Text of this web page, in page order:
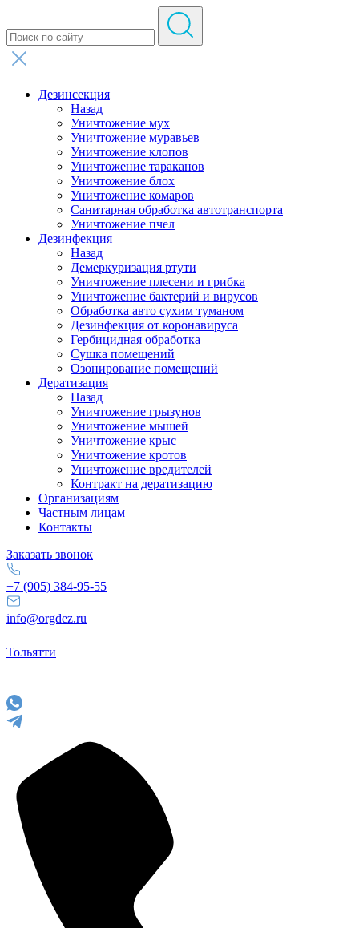
Дезинсекция
Назад
Уничтожение мух
Уничтожение муравьев
Уничтожение клопов
Уничтожение тараканов
Уничтожение блох
Уничтожение комаров
Санитарная обработка автотранспорта
Уничтожение пчел
Дезинфекция
Назад
Демеркуризация ртути
Уничтожение плесени и грибка
Уничтожение бактерий и вирусов
Обработка авто сухим туманом
Дезинфекция от коронавируса
Гербицидная обработка
Сушка помещений
Озонирование помещений
Дератизация
Назад
Уничтожение грызунов
Уничтожение мышей
Уничтожение крыс
Уничтожение кротов
Уничтожение вредителей
Контракт на дератизацию
Организациям
Частным лицам
Контакты
Заказать звонок
+7 (905) 384-95-55
info@orgdez.ru
Тольятти